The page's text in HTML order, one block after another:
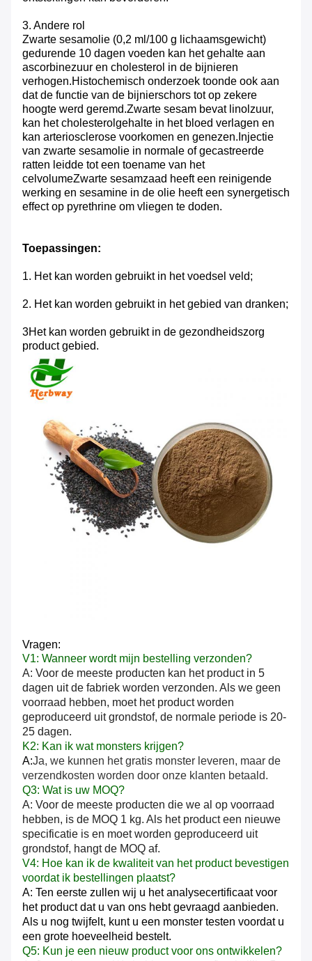
3. Andere rol
Zwarte sesamolie (0,2 ml/100 g lichaamsgewicht)
gedurende 10 dagen voeden kan het gehalte aan
ascorbinezuur en cholesterol in de bijnieren
verhogen.Histochemisch onderzoek toonde ook aan
dat de functie van de bijnierschors tot op zekere
hoogte werd geremd.Zwarte sesam bevat linolzuur,
kan het cholesterolgehalte in het bloed verlagen en
kan arteriosclerose voorkomen en genezen.Injectie
van zwarte sesamolie in normale of gecastreerde
ratten leidde tot een toename van het
celvolumeZwarte sesamzaad heeft een reinigende
werking en sesamine in de olie heeft een synergetisch
effect op pyrethrine om vliegen te doden.
Toepassingen:
1. Het kan worden gebruikt in het voedsel veld;
2. Het kan worden gebruikt in het gebied van dranken;
3Het kan worden gebruikt in de gezondheidszorg
product gebied.
Vragen:
V1: Wanneer wordt mijn bestelling verzonden?
A: Voor de meeste producten kan het product in 5
dagen uit de fabriek worden verzonden. Als we geen
voorraad hebben, moet het product worden
geproduceerd uit grondstof, de normale periode is 20-
25 dagen.
K2: Kan ik wat monsters krijgen?
A:Ja, we kunnen het gratis monster leveren, maar de
verzendkosten worden door onze klanten betaald.
Q3: Wat is uw MOQ?
A: Voor de meeste producten die we al op voorraad
hebben, is de MOQ 1 kg. Als het product een nieuwe
specificatie is en moet worden geproduceerd uit
grondstof, hangt de MOQ af.
V4: Hoe kan ik de kwaliteit van het product bevestigen
voordat ik bestellingen plaatst?
A: Ten eerste zullen wij u het analysecertificaat voor
het product dat u van ons hebt gevraagd aanbieden.
Als u nog twijfelt, kunt u een monster testen voordat u
een grote hoeveelheid bestelt.
Q5: Kun je een nieuw product voor ons ontwikkelen?